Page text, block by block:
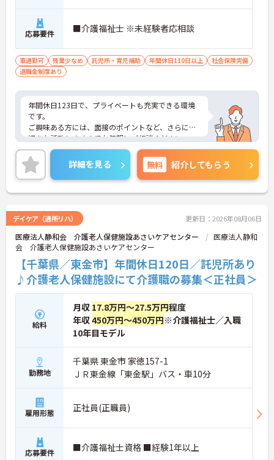
応募要件 ■介護福祉士 ※未経験者応相談
車通勤可 残業少なめ 託児所・育児補助 年間休日110日以上
社会保険完備
退職金制度あり
年間休日123日で、プライベートも充実できる環境
です。
ご興味ある方には、面接のポイントなど、さらに詳
細をお話致しますのでお気軽にご相談ください。
詳細を見る 無料 紹介してもらう
デイケア（通所リハ） 更新日：2026年08月06日
医療法人静和会 介護老人保健施設あさいケアセンター
医療法人静和
会 介護老人保健施設あさいケアセンター
【千葉県／東金市】年間休日120日／託児所あり
♪介護老人保健施設にて介護職の募集＜正社員＞
給料
月収 17.8万円～27.5万円程度
年収450万円～450万円※介護福祉士／入職
10年目モデル
勤務地
千葉県 東金市 家徳157-1
ＪＲ東金線「東金駅」バス・車10分
雇用形態 正社員(正職員)
応募要件 ■介護福祉士資格 ■経験1年以上